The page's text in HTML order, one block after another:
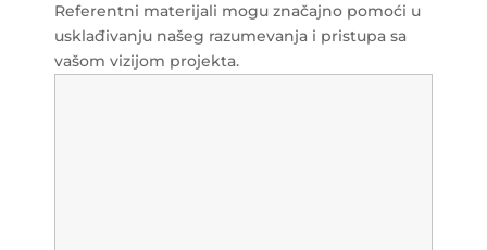
Referentni materijali mogu značajno pomoći u
usklađivanju našeg razumevanja i pristupa sa
vašom vizijom projekta.